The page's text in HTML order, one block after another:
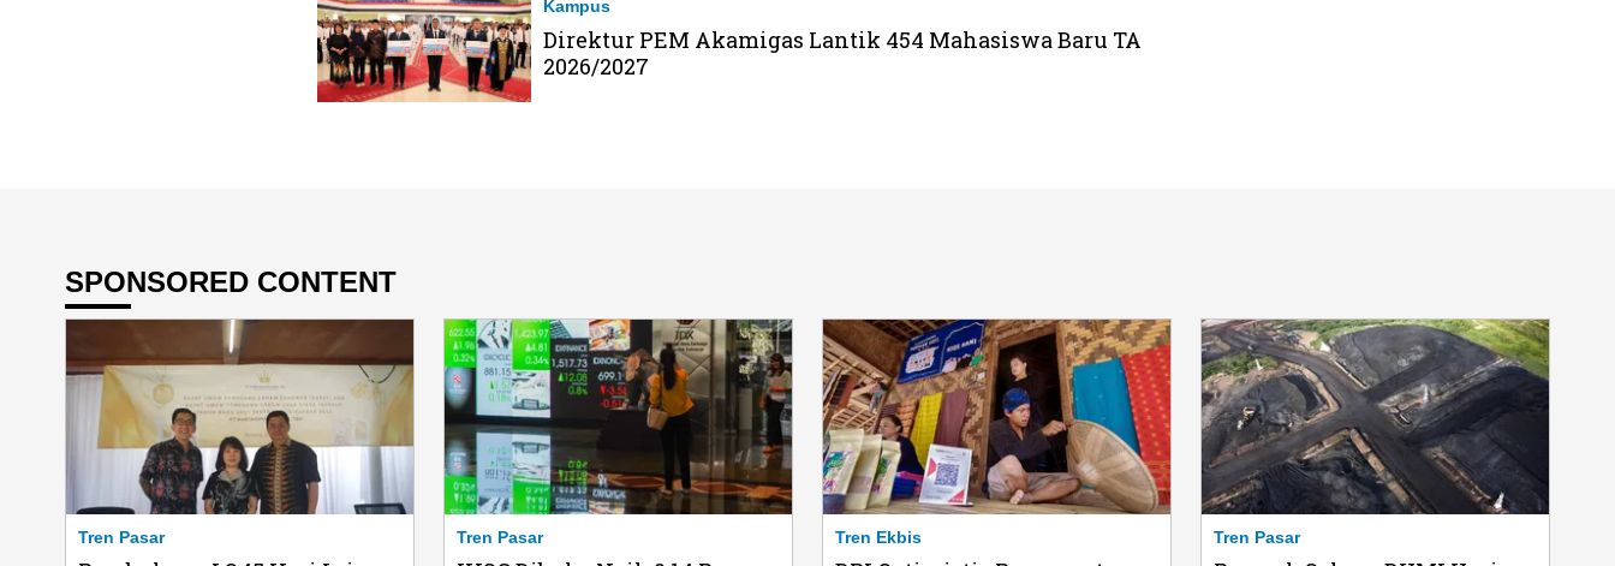
Kampus
Direktur PEM Akamigas Lantik 454 Mahasiswa Baru TA
2026/2027
SPONSORED CONTENT
Tren Pasar Tren Pasar Tren Ekbis Tren Pasar